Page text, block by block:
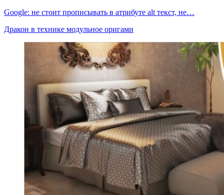
Google: не стоит прописывать в атрибуте alt текст, не…
Дракон в технике модульное оригами